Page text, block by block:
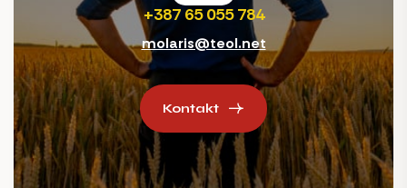
+387 65 055 784
molaris@teol.net
Kontakt